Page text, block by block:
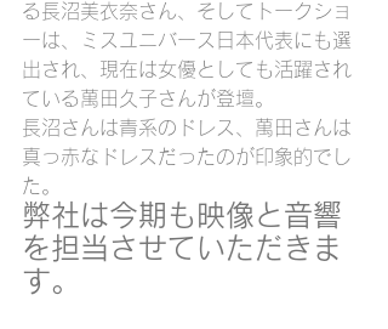
る長沼美衣奈さん、そしてトークショ
ーは、ミスユニバース日本代表にも選
出され、現在は女優としても活躍され
ている萬田久子さんが登壇。
長沼さんは青系のドレス、萬田さんは
真っ赤なドレスだったのが印象的でし
た。
弊社は今期も映像と音響
を担当させていただきま
す。